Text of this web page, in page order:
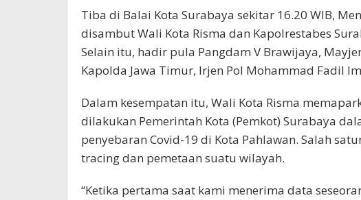
Tiba di Balai Kota Surabaya sekitar 16.20 WIB,
disambut Wali Kota Risma dan Kapolrestabes
Selain itu, hadir pula Pangdam V Brawijaya,
Kapolda Jawa Timur, Irjen Pol Mohammad Fadil
Dalam kesempatan itu, Wali Kota Risma
dilakukan Pemerintah Kota (Pemkot) Surabaya
penyebaran Covid-19 di Kota Pahlawan. Salah
tracing dan pemetaan suatu wilayah.
“Ketika pertama saat kami menerima data